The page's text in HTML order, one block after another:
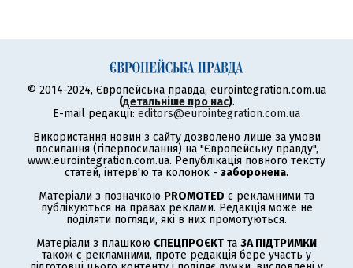
© 2014-2024, Європейська правда, eurointegration.com.ua
(детальніше про нас).
E-mail редакції: editors@eurointegration.com.ua
Використання новин з сайту дозволено лише за умови
посилання (гіперпосилання) на "Європейську правду",
www.eurointegration.com.ua. Републікація повного тексту
статей, інтерв'ю та колонок - заборонена.
Матеріали з позначкою PROMOTED є рекламними та
публікуються на правах реклами. Редакція може не
поділяти погляди, які в них промотуються.
Матеріали з плашкою СПЕЦПРОЄКТ та ЗА ПІДТРИМКИ
також є рекламними, проте редакція бере участь у